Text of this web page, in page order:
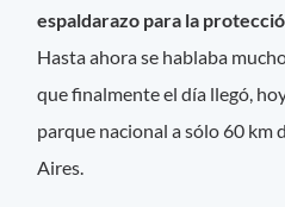
espaldarazo para la
Hasta ahora se hablaba
que finalmente el día llegó,
parque nacional a sólo 60 km
Aires.